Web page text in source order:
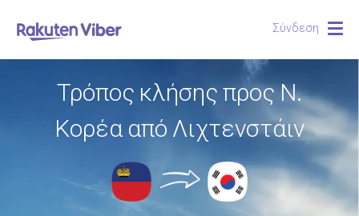
Σύνδεση
Τρόπος κλήσης προς Ν.
Κορέα από Λιχτενστάιν